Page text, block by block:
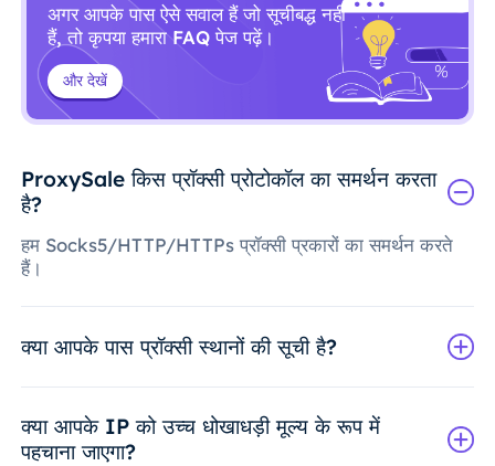
अगर आपके पास ऐसे सवाल हैं जो सूचीबद्ध नहीं
हैं, तो कृपया हमारा FAQ पेज पढ़ें।
और देखें
ProxySale किस प्रॉक्सी प्रोटोकॉल का समर्थन करता
है?
हम Socks5/HTTP/HTTPs प्रॉक्सी प्रकारों का समर्थन करते
हैं।
क्या आपके पास प्रॉक्सी स्थानों की सूची है?
क्या आपके IP को उच्च धोखाधड़ी मूल्य के रूप में
पहचाना जाएगा?